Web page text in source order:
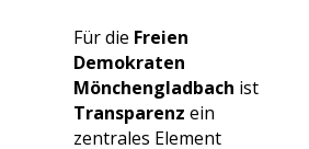
Für die Freien
Demokraten
Mönchengladbach ist
Transparenz ein
zentrales Element